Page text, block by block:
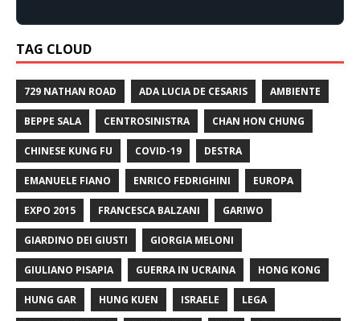
TAG CLOUD
729 NATHAN ROAD ADA LUCIA DE CESARIS AMBIENTE
BEPPE SALA CENTROSINISTRA CHAN HON CHUNG
CHINESE KUNG FU COVID-19 DESTRA
EMANUELE FIANO ENRICO FEDRIGHINI EUROPA
EXPO 2015 FRANCESCA BALZANI GARIWO
GIARDINO DEI GIUSTI GIORGIA MELONI
GIULIANO PISAPIA GUERRA IN UCRAINA HONG KONG
HUNG GAR HUNG KUEN ISRAELE LEGA